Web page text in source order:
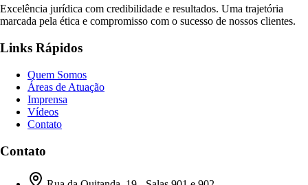
Excelência jurídica com credibilidade e resultados. Uma trajetória
marcada pela ética e compromisso com o sucesso de nossos clientes.
Links Rápidos
Quem Somos
Áreas de Atuação
Imprensa
Vídeos
Contato
Contato
Para que possamos ajudá-lo, por favor, informe
como deseja falar com nossa equipe.
Prefiro ser respondido por: